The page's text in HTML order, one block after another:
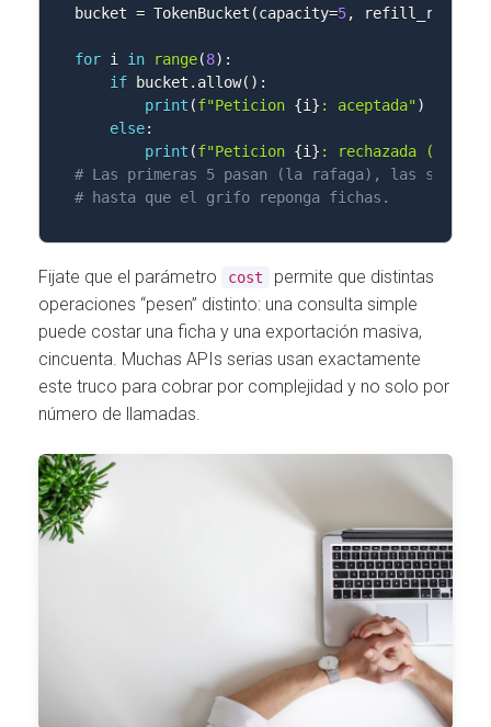
bucket = TokenBucket (capacity=5, refill_rate
for i in range(8) :
if bucket . allow( ) :
print (f"Peticion {i } : aceptada")
else:
print (f"Peticion {i } : rechazada (429)"
# Las primeras 5 pasan (la rafaga), las
# hasta que el grifo reponga fichas.
Fijate que el parámetro cost
permite que distintas
operaciones “pesen” distinto: una consulta simple
puede costar una ficha y una exportación masiva,
cincuenta. Muchas APIs serias usan exactamente
este truco para cobrar por complejidad y no solo por
número de llamadas.